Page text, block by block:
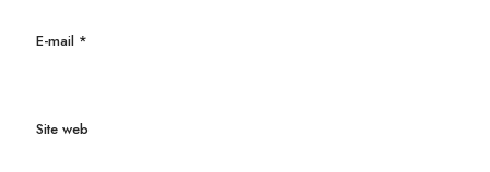
E-mail *
Site web